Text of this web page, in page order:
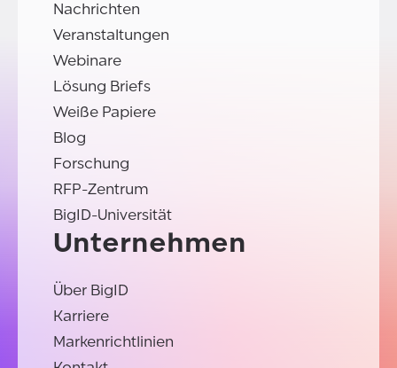
Nachrichten
Veranstaltungen
Webinare
Lösung Briefs
Weiße Papiere
Blog
Forschung
RFP-Zentrum
BigID-Universität
Unternehmen
Über BigID
Karriere
Markenrichtlinien